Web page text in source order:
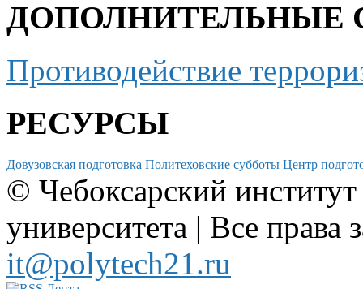
ДОПОЛНИТЕЛЬНЫЕ
Противодействие
РЕСУРСЫ
Довузовская подготовка Политеховские субботы Центр
© Чебоксарский
университета | Все
it@polytech21.ru